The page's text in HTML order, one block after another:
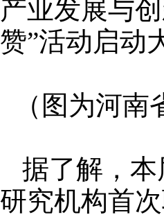
产业发展与
赞”活动启动
（图为河
据了解，
研究机构首